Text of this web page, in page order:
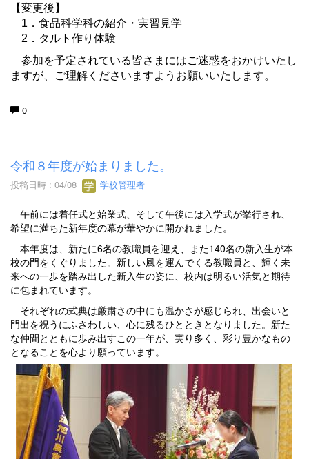
【変更後】
1．食品科学科の紹介・実習見学
2．タルト作り体験
参加を予定されている皆さまにはご迷惑をおかけいたし
ますが、ご理解くださいますようお願いいたします。
0
令和８年度が始まりました。
投稿日時 : 04/08 学校管理者
午前には着任式と始業式、そして午後には入学式が挙行され、
希望に満ちた新年度の幕が華やかに開かれました。
本年度は、新たに6名の教職員を迎え、また140名の新入生が本
校の門をくぐりました。新しい風を運んでくる教職員と、輝く未
来への一歩を踏み出した新入生の姿に、校内は明るい活気と期待
に包まれています。
それぞれの式典は厳粛さの中にも温かさが感じられ、出会いと
門出を祝うにふさわしい、心に残るひとときとなりました。新た
な仲間とともに歩み出すこの一年が、実り多く、彩り豊かなもの
となることを心より願っています。